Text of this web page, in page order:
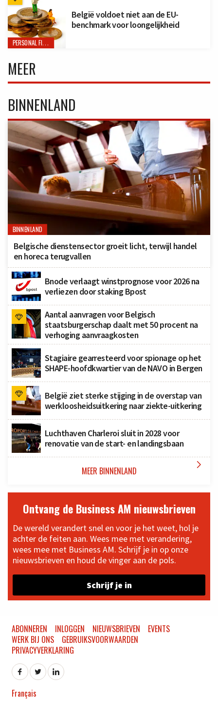
PERSONAL FINANCE
België voldoet niet aan de EU-
benchmark voor loongelijkheid
MEER
BINNENLAND
BINNENLAND
Belgische dienstensector groeit licht, terwijl handel
en horeca terugvallen
Bnode verlaagt winstprognose voor 2026 na
verliezen door staking Bpost
Aantal aanvragen voor Belgisch
staatsburgerschap daalt met 50 procent na
verhoging aanvraagkosten
Stagiaire gearresteerd voor spionage op het
SHAPE-hoofdkwartier van de NAVO in Bergen
België ziet sterke stijging in de overstap van
werkloosheidsuitkering naar ziekte-uitkering
Luchthaven Charleroi sluit in 2028 voor
renovatie van de start- en landingsbaan
MEER BINNENLAND 
Ontvang de Business AM nieuwsbrieven
De wereld verandert snel en voor je het weet, hol je
achter de feiten aan. Wees mee met verandering,
wees mee met Business AM. Schrijf je in op onze
nieuwsbrieven en houd de vinger aan de pols.
Schrijf je in
ABONNEREN INLOGGEN NIEUWSBRIEVEN
EVENTS
WERK BIJ ONS
GEBRUIKSVOORWAARDEN
PRIVACYVERKLARING
Français